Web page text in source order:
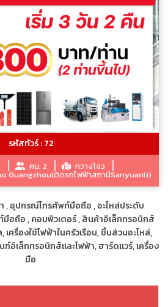
รหัสทัวร์ : 72
คน: 2 กวางโจว
Guangzhou(ติดรถไฟฟ้าสถานีSanyuanli)
, อุปกรณ์โทรศัพท์มือถือ, อะไหล่ประดับ
มือถือ,คอมพิวเตอร์,สินค้าอิเล็กทรอนิกส์
ครื่องใช้ไฟฟ้าในครัวเรือน, ชิ้นส่วนอะไหล่,
เล็กทรอนิกส์และไฟฟ้า, ฮาร์ดแวร์, เครื่อง
มือ